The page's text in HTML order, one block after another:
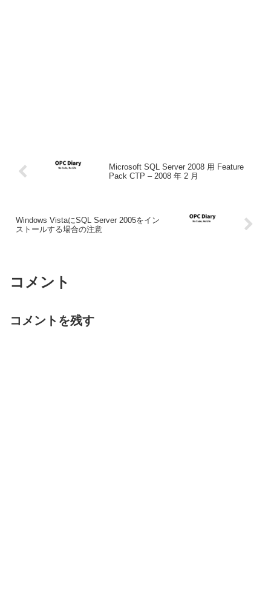
Microsoft SQL Server 2008 用 Feature
Pack CTP – 2008 年 2 月
Windows VistaにSQL Server 2005をイン
ストールする場合の注意
コメント
コメントを残す